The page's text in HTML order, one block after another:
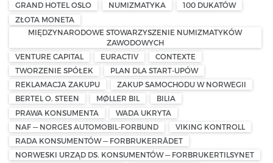
GRAND HOTEL OSLO
NUMIZMATYKA
100 DUKATÓW
ZŁOTA MONETA
MIĘDZYNARODOWE STOWARZYSZENIE NUMIZMATYKÓW
ZAWODOWYCH
VENTURE CAPITAL
EURACTIV
CONTEXTE
TWORZENIE SPÓŁEK
PLAN DLA START-UPÓW
REKLAMACJA ZAKUPU
ZAKUP SAMOCHODU W NORWEGII
BERTEL O. STEEN
MØLLER BIL
BILIA
PRAWA KONSUMENTA
WADA UKRYTA
NAF — NORGES AUTOMOBIL-FORBUND
VIKING KONTROLL
RADA KONSUMENTÓW — FORBRUKERRÅDET
NORWESKI URZĄD DS. KONSUMENTÓW — FORBRUKERTILSYNET